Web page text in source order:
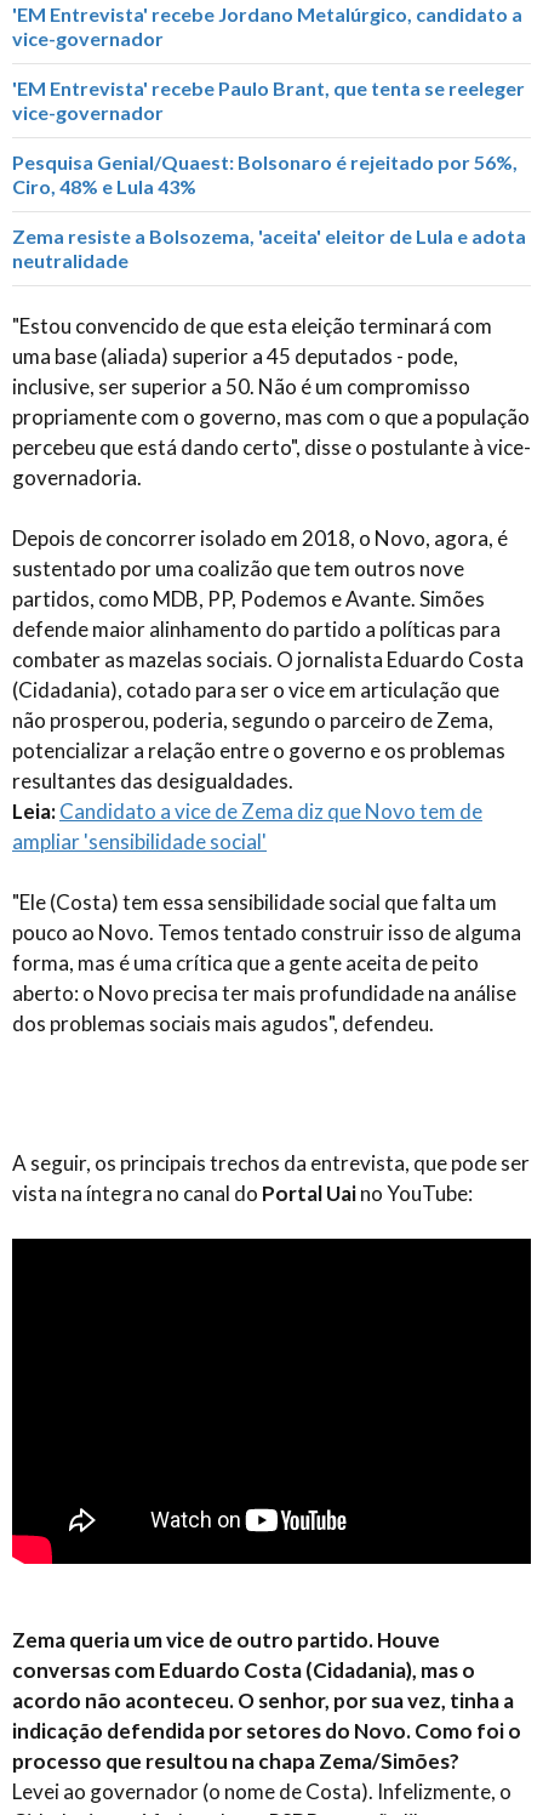
'EM Entrevista' recebe Jordano Metalúrgico, candidato a
vice-governador
'EM Entrevista' recebe Paulo Brant, que tenta se reeleger
vice-governador
Pesquisa Genial/Quaest: Bolsonaro é rejeitado por 56%,
Ciro, 48% e Lula 43%
Zema resiste a Bolsozema, 'aceita' eleitor de Lula e adota
neutralidade
"Estou convencido de que esta eleição terminará com
uma base (aliada) superior a 45 deputados - pode,
inclusive, ser superior a 50. Não é um compromisso
propriamente com o governo, mas com o que a população
percebeu que está dando certo", disse o postulante à vice-
governadoria.
Depois de concorrer isolado em 2018, o Novo, agora, é
sustentado por uma coalizão que tem outros nove
partidos, como MDB, PP, Podemos e Avante. Simões
defende maior alinhamento do partido a políticas para
combater as mazelas sociais. O jornalista Eduardo Costa
(Cidadania), cotado para ser o vice em articulação que
não prosperou, poderia, segundo o parceiro de Zema,
potencializar a relação entre o governo e os problemas
resultantes das desigualdades.
Leia:Candidato a vice de Zema diz que Novo tem de
ampliar 'sensibilidade social'
"Ele (Costa) tem essa sensibilidade social que falta um
pouco ao Novo. Temos tentado construir isso de alguma
forma, mas é uma crítica que a gente aceita de peito
aberto: o Novo precisa ter mais profundidade na análise
dos problemas sociais mais agudos", defendeu.
A seguir, os principais trechos da entrevista, que pode ser
vista na íntegra no canal do Portal Uaino YouTube:
Zema queria um vice de outro partido. Houve
conversas com Eduardo Costa (Cidadania), mas o
acordo não aconteceu. O senhor, por sua vez, tinha a
indicação defendida por setores do Novo. Como foi o
processo que resultou na chapa Zema/Simões?
Levei ao governador (o nome de Costa). Infelizmente, o